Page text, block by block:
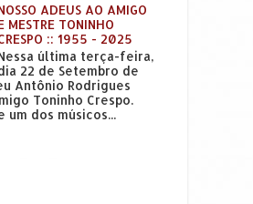
ADEUS AO AMIGO
MESTRE TONINHO
:: 1955 - 2025
última terça-feira,
22 de Setembro de
Antônio Rodrigues
Toninho Crespo.
um dos músicos...